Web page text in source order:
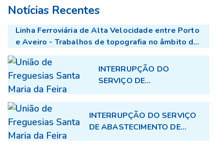
Notícias Recentes
Linha Ferroviária de Alta Velocidade entre Porto
e Aveiro - Trabalhos de topografia no âmbito do
projecto TGV
INTERRUPÇÃO DO
SERVIÇO DE
ABASTECIMENTO DE
ÁGUA
INTERRUPÇÃO DO SERVIÇO
DE ABASTECIMENTO DE
ÁGUA - 17.07.2026